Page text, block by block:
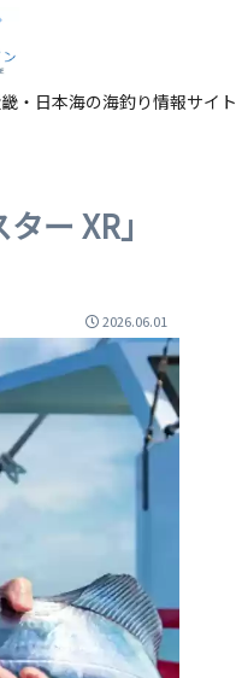
・日本海の海釣り情報サイト
ー XR」
2026.06.01